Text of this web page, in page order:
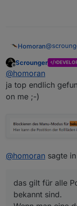
Homoran@
einen
das gilt
muss
ja!
Offline
Scrounger
@homoran
ja top endlich
on me ;-)
@homoran sagte in
das gilt für alle
bekannt sind.